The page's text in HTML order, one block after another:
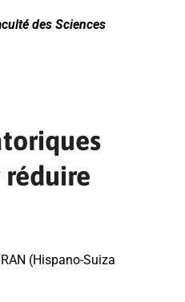
des Sciences
(Hispano-Suiza